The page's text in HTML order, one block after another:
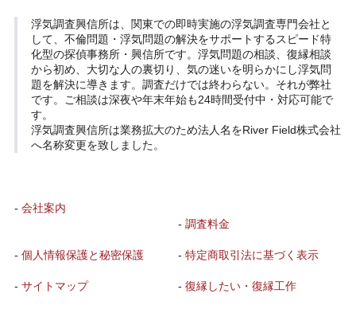
浮気調査興信所は、関東での即時実施の浮気調査専門会社と
して、不倫問題・浮気問題の解決をサポートするスピード特
化型の探偵事務所・興信所です。浮気問題の相談、復縁相談
から初め、大切な人の裏切り、気の迷いを明らかにし浮気問
題を解決に導きます。調査だけでは終わらない。それが弊社
です。ご相談は深夜や年末年始も24時間受付中・対応可能で
す。
浮気調査興信所は業務拡大のため法人名をRiver Field株式会社
へ名称変更を致しました。
- 会社案内
- 調査料金
- 個人情報保護と秘密保護 - 特定商取引法に基づく表示
- サイトマップ - 復縁したい・復縁工作